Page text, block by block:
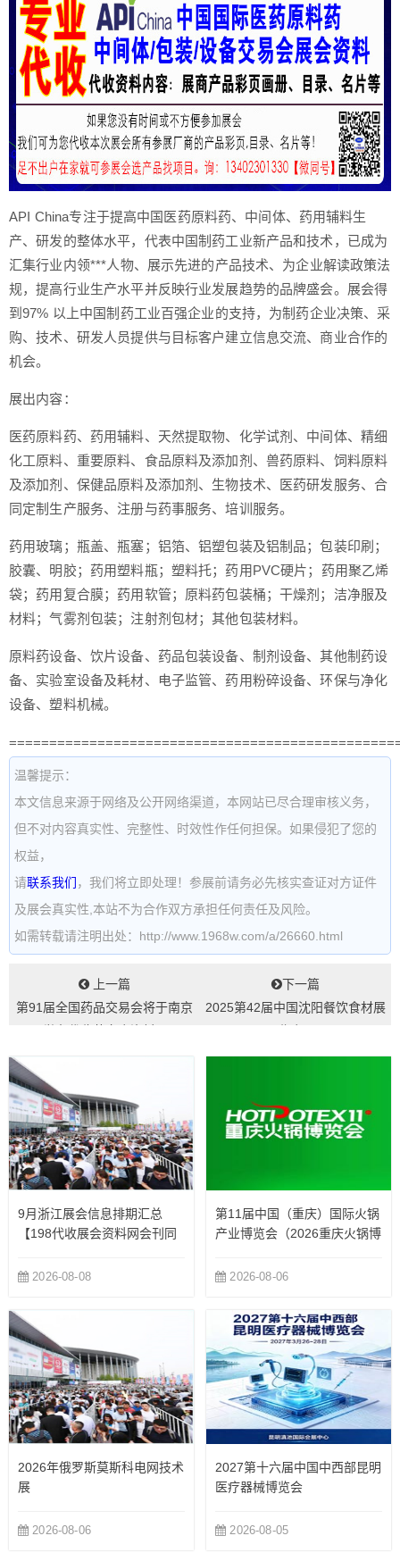
API China专注于提高中国医药原料药、中间体、药用辅料生
产、研发的整体水平，代表中国制药工业新产品和技术，已成为
汇集行业内领***人物、展示先进的产品技术、为企业解读政策法
规，提高行业生产水平并反映行业发展趋势的品牌盛会。展会得
到97% 以上中国制药工业百强企业的支持，为制药企业决策、采
购、技术、研发人员提供与目标客户建立信息交流、商业合作的
机会。
展出内容：
医药原料药、药用辅料、天然提取物、化学试剂、中间体、精细
化工原料、重要原料、食品原料及添加剂、兽药原料、饲料原料
及添加剂、保健品原料及添加剂、生物技术、医药研发服务、合
同定制生产服务、注册与药事服务、培训服务。
药用玻璃；瓶盖、瓶塞；铝箔、铝塑包装及铝制品；包装印刷；
胶囊、明胶；药用塑料瓶；塑料托；药用PVC硬片；药用聚乙烯
袋；药用复合膜；药用软管；原料药包装桶；干燥剂；洁净服及
材料；气雾剂包装；注射剂包材；其他包装材料。
原料药设备、饮片设备、药品包装设备、制剂设备、其他制药设
备、实验室设备及耗材、电子监管、药用粉碎设备、环保与净化
设备、塑料机械。
温馨提示：
本文信息来源于网络及公开网络渠道，本网站已尽合理审核义务，
但不对内容真实性、完整性、时效性作任何担保。如果侵犯了您的
权益，
请联系我们 ，我们将立即处理！参展前请务必先核实查证对方证件
及展会真实性,本站不为合作双方承担任何责任及风险。
如需转载请注明出处：http://www.1968w.com/a/26660.html
上一篇
第91届全国药品交易会将于南京
下一篇
2025第42届中国沈阳餐饮食材展
9月浙江展会信息排期汇总
【198代收展会资料网会刊同
2026-08-08
第11届中国（重庆）国际火锅
产业博览会（2026重庆火锅博
2026-08-06
2026年俄罗斯莫斯科电网技术
展
2026-08-06
2027第十六届中国中西部昆明
医疗器械博览会
2026-08-05